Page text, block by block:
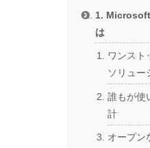
1.
は
ワンスト
ソリュー
誰もが使
計
オープン